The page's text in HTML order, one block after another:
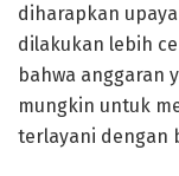
diharapkan
dilakukan lebih
bahwa anggaran
mungkin untuk
terlayani dengan